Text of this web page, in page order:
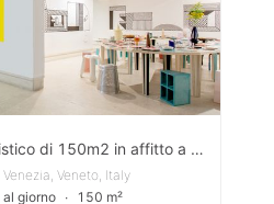
Incredibile spazio artistico di 150m2 in affitto a Calle Malipiero, Venezia
Veneto, Italy
giorno ∙ 150 m²